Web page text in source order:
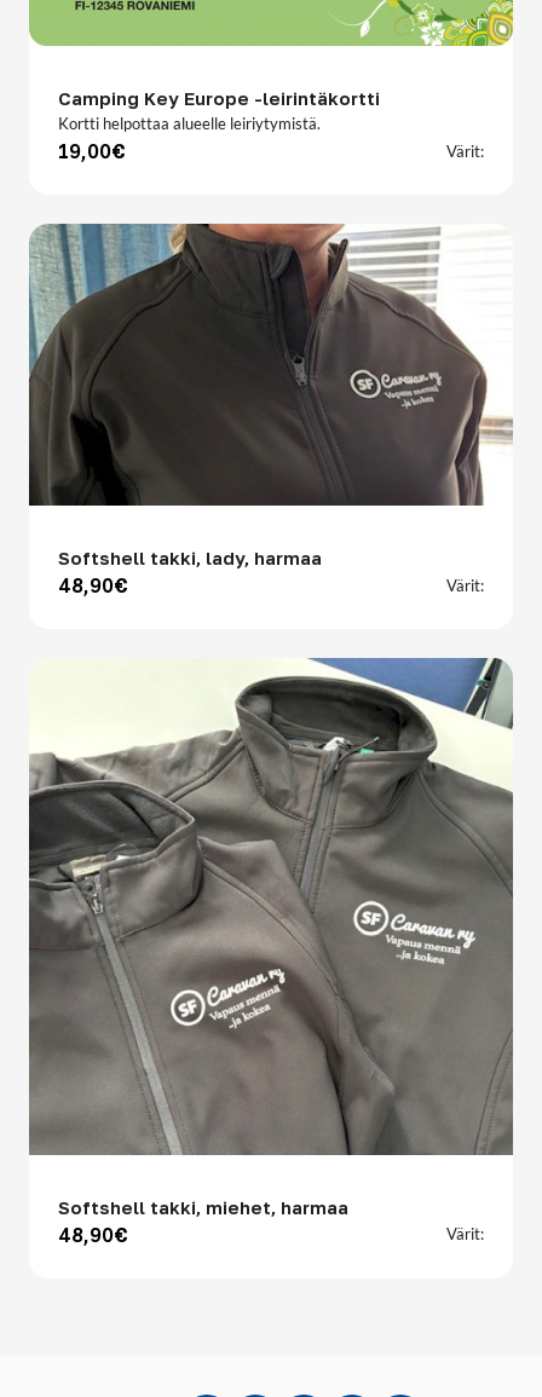
Camping Key Europe -leirintäkortti
Kortti helpottaa alueelle leiriytymistä.
19,00€ Värit:
Softshell takki, lady, harmaa
48,90€ Värit:
Softshell takki, miehet, harmaa
48,90€ Värit: